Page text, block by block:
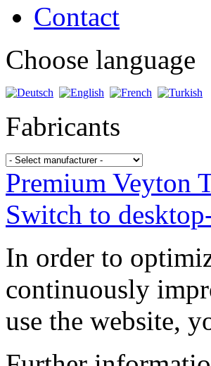
Contact
Choose language
Fabricants
Premium Veyton
Switch to
In order to
continuously
use the website,